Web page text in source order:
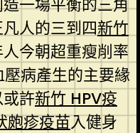
一場平衡的三角
人的三到四新竹
今朝超重瘦削率
病產生的主要緣
許新竹 HPV疫
皰疹疫苗入健身